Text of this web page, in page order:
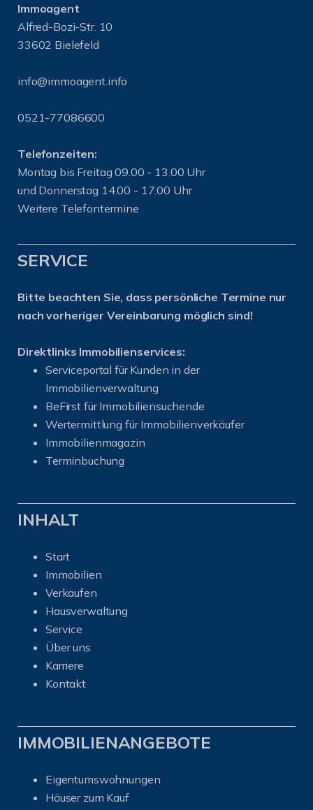
Immoagent
Alfred-Bozi-Str. 10
33602 Bielefeld
info@immoagent.info
0521-77086600
Telefonzeiten:
Montag bis Freitag 09.00 - 13.00 Uhr
und Donnerstag 14.00 - 17.00 Uhr
Weitere Telefontermine
SERVICE
Bitte beachten Sie, dass persönliche Termine nur
nach vorheriger Vereinbarung möglich sind!
Direktlinks Immobilienservices:
Serviceportal für Kunden in der
Immobilienverwaltung
BeFirst für Immobiliensuchende
Wertermittlung für Immobilienverkäufer
Immobilienmagazin
Terminbuchung
INHALT
Start
Immobilien
Verkaufen
Hausverwaltung
Service
Über uns
Karriere
Kontakt
IMMOBILIENANGEBOTE
Eigentumswohnungen
Häuser zum Kauf